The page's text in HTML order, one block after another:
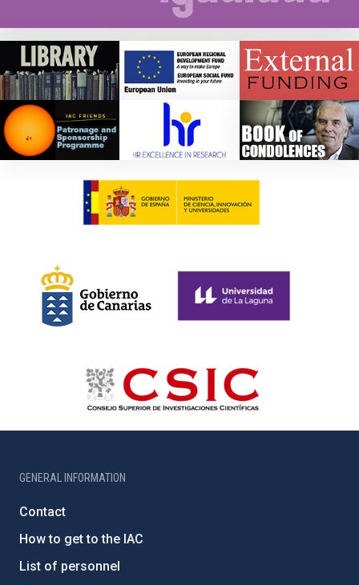
GENERAL INFORMATION
Contact
How to get to the IAC
List of personnel